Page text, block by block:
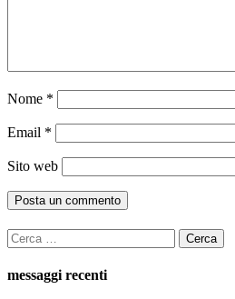
Nome *
Email *
Sito web
Ricerca
per:
messaggi recenti